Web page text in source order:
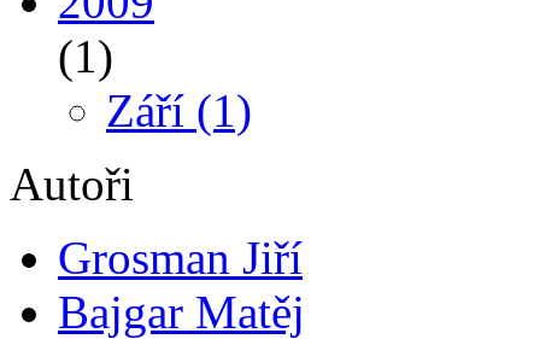
(1)
Září (1)
Autoři
Grosman Jiří
Bajgar Matěj